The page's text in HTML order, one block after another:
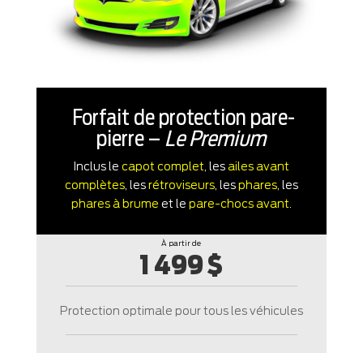
Forfait de protection pare-
pierre – Le Premium
Inclus le capot complet, les ailes avant
complètes, les rétroviseurs, les phares, les
phares à brume et le pare-chocs avant.
À partir de
1 499 $
Protection optimale pour tous les véhicules